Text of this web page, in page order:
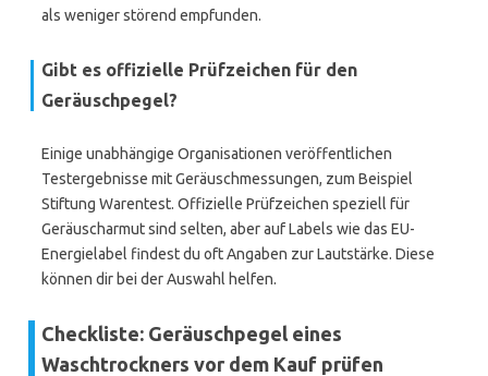
als weniger störend empfunden.
Gibt es offizielle Prüfzeichen für den
Geräuschpegel?
Einige unabhängige Organisationen veröffentlichen
Testergebnisse mit Geräuschmessungen, zum Beispiel
Stiftung Warentest. Offizielle Prüfzeichen speziell für
Geräuscharmut sind selten, aber auf Labels wie das EU-
Energielabel findest du oft Angaben zur Lautstärke. Diese
können dir bei der Auswahl helfen.
Checkliste: Geräuschpegel eines
Waschtrockners vor dem Kauf prüfen